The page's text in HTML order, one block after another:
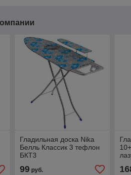
Гладильная доска Nika
Белль Классик 3 тефлон
БКТ3
99руб.